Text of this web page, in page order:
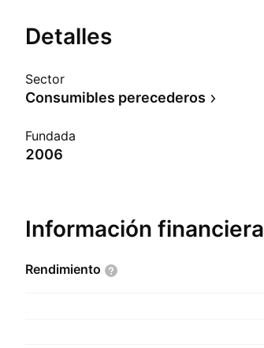
Detalles
Sector
Consumibles perecederos
Fundada
2006
Información financiera
Rendimiento